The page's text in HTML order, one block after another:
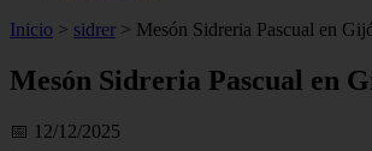
Inicio > sidrer > Mesón Sidreria Pascual en
Mesón Sidreria Pascual en
📅 12/12/2025